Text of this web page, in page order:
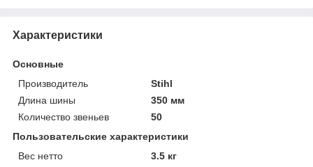
Характеристики
Основные
Производитель
Stihl
Длина шины
350 мм
Количество звеньев
50
Пользовательские характеристики
Вес нетто
3.5 кг